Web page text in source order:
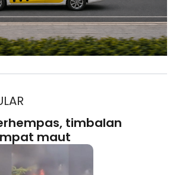
2026
timbalan
maut